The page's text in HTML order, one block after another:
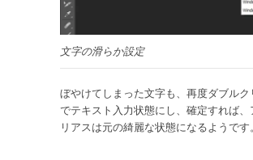
文字の滑らか設定
ぼやけて しまった文字も、再度ダブル
でテキスト入力状態にし、確定すれば、
リアスは元の綺麗な状態になるようです